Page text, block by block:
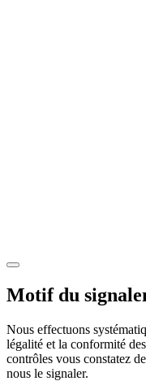
Motif du
Nous effectuons
légalité et la conformité
contrôles vous constatez
nous le signaler.